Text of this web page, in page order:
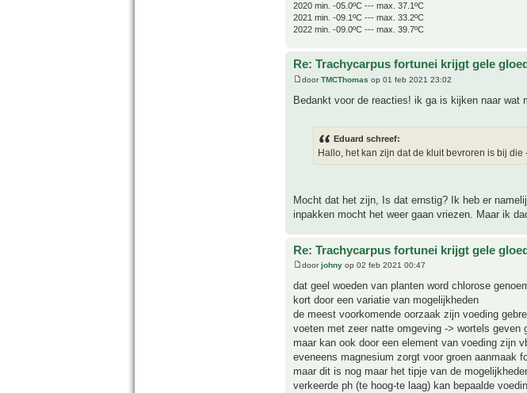
2020 min. -05.0ºC --- max. 37.1ºC
2021 min. -09.1ºC --- max. 33.2ºC
2022 min. -09.0ºC --- max. 39.7ºC
Re: Trachycarpus fortunei krijgt gele
doorTMCThomas op 01 feb 2021 23:02
Bedankt voor de reacties! ik ga is kijken naar wat
Eduard schreef:
Hallo, het kan zijn dat de kluit bevroren is bij die
Mocht dat het zijn, Is dat ernstig? Ik heb er
inpakken mocht het weer gaan vriezen. Maar ik
Re: Trachycarpus fortunei krijgt gele
doorjohny op 02 feb 2021 00:47
dat geel woeden van planten word chlorose
kort door een variatie van mogelijkheden
de meest voorkomende oorzaak zijn voeding
voeten met zeer natte omgeving -> wortels geven
maar kan ook door een element van voeding zijn
eveneens magnesium zorgt voor groen aanmaak
maar dit is nog maar het tipje van de
verkeerde ph (te hoog-te laag) kan bepaalde